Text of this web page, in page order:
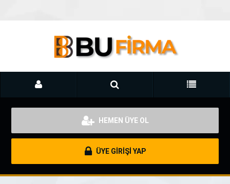
HEMEN ÜYE OL
ÜYE GİRİŞİ YAP